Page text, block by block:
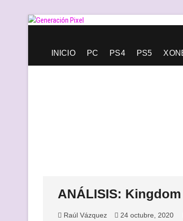
Saltar
Generación Pixel
INICIO PC PS4 PS5
ANÁLISIS:
Raúl Vázquez 24 octubre, 2020